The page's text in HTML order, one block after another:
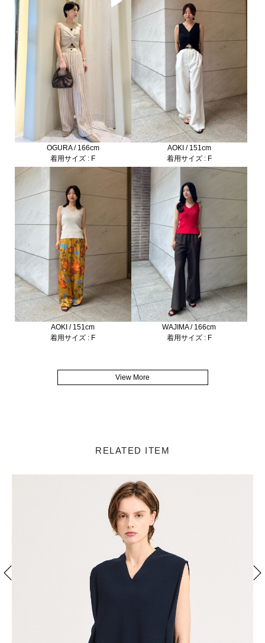
OGURA / 166cm
着用サイズ : F
AOKI / 151cm
着用サイズ : F
AOKI / 151cm
着用サイズ : F
WAJIMA / 166cm
着用サイズ : F
View More
RELATED ITEM